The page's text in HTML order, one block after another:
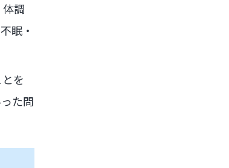
調
眠・
を
た問